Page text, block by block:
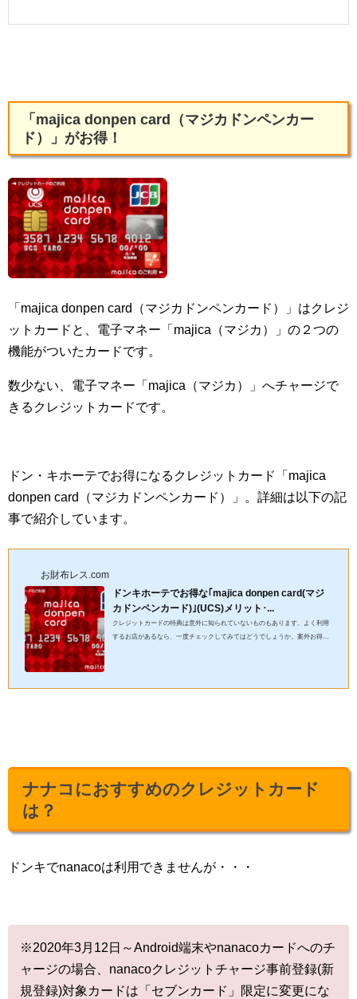
「majica donpen card（マジカドンペンカー
ド）」がお得！
「majica donpen card（マジカドンペンカード）」はクレジ
ットカードと、電子マネー「majica（マジカ）」の２つの
機能がついたカードです。
数少ない、電子マネー「majica（マジカ）」へチャージで
きるクレジットカードです。
ドン・キホーテでお得になるクレジットカード「majica
donpen card（マジカドンペンカード）」。詳細は以下の記
事で紹介しています。
お財布レス.com
ドンキホーテでお得な｢majica donpen card(マジ
カドンペンカード)｣(UCS)メリット･...
クレジットカードの特典は意外に知られていないものもあります。よく利用
するお店があるなら、一度チェックしてみてはどうでしょうか。案外お得な
ナナコにおすすめのクレジットカード
は？
ドンキでnanacoは利用できませんが・・・
※2020年3月12日～Android端末やnanacoカードへのチ
ャージの場合、nanacoクレジットチャージ事前登録(新
規登録)対象カードは「セブンカード」限定に変更にな